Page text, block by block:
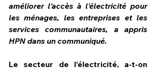
améliorer l'accès à l'électricité pour
les ménages, les entreprises et les
services communautaires, a appris
HPN dans un communiqué.
Le secteur de l’électricité, a-t-on